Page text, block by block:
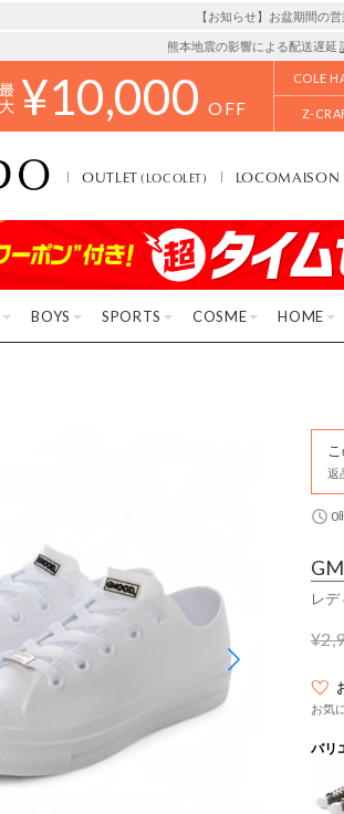
【お知らせ】お盆期間の
熊本地震の影響による配送遅延
¥10,000 OFF
COLE
Z-
OUTLET(LOCOLET) LOCOMAISON
BOYS SPORTS COSME HOME
返
0
レ
お気
バリ